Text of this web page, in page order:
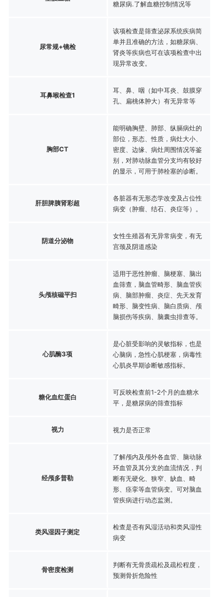
糖尿病.了解血糖控制情况等
尿常规+镜检
该项检查是筛查泌尿系统疾病简
单并且准确的方法，如糖尿病、
肾炎等疾病也可在该项检查中出
现异常改变。
耳鼻喉检查1
耳、鼻、咽（如中耳炎、鼓膜穿
孔、扁桃体肿大）有无异常等
胸部CT
能明确胸壁、肺部、纵膈病灶的
部位，形态、性质，病灶大小、
密度、边缘、病灶周围情况等鉴
别，对肺动脉血管分支均有较好
的显示，可用于肺栓塞的诊断。
肝胆脾胰肾彩超
各脏器有无形态学改变及占位性
病变（肿瘤、结石、炎症等）。
阴道分泌物
女性生殖器有无异常病变，有无
宫颈及阴道感染
头颅核磁平扫
适用于恶性肿瘤、脑梗塞、脑出
血筛查，脑血管畸形、脑血管疾
病、脑部肿瘤、炎症、先天发育
畸形、脑变性病、脑白质病、颅
脑损伤等疾病、脑囊虫排查等。
心肌酶3项
是心脏受影响的灵敏指标，也是
心脑病，急性心肌梗塞，病毒性
心肌炎早期诊断敏感指标。
糖化血红蛋白
可反映检查前1-2个月的血糖水
平，是糖尿病的筛查指标
视力 视力是否正常
经颅多普勒
了解颅内及颅外各血管、脑动脉
环血管及其分支的血流情况，判
断有无硬化、狭窄、缺血、畸
形、痉挛等血管病变。可对脑血
管疾病进行动态监测。
类风湿因子测定
检查是否有风湿活动和类风湿性
病变
骨密度检测
判断有无骨质疏松及疏松程度，
预测骨折危险性